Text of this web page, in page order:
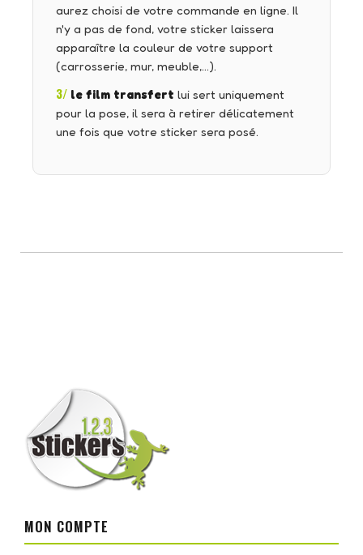
aurez choisi de votre commande en ligne. Il
n'y a pas de fond, votre sticker laissera
apparaître la couleur de votre support
(carrosserie, mur, meuble,…).
3/ le film transfert lui sert uniquement
pour la pose, il sera à retirer délicatement
une fois que votre sticker sera posé.
MON COMPTE